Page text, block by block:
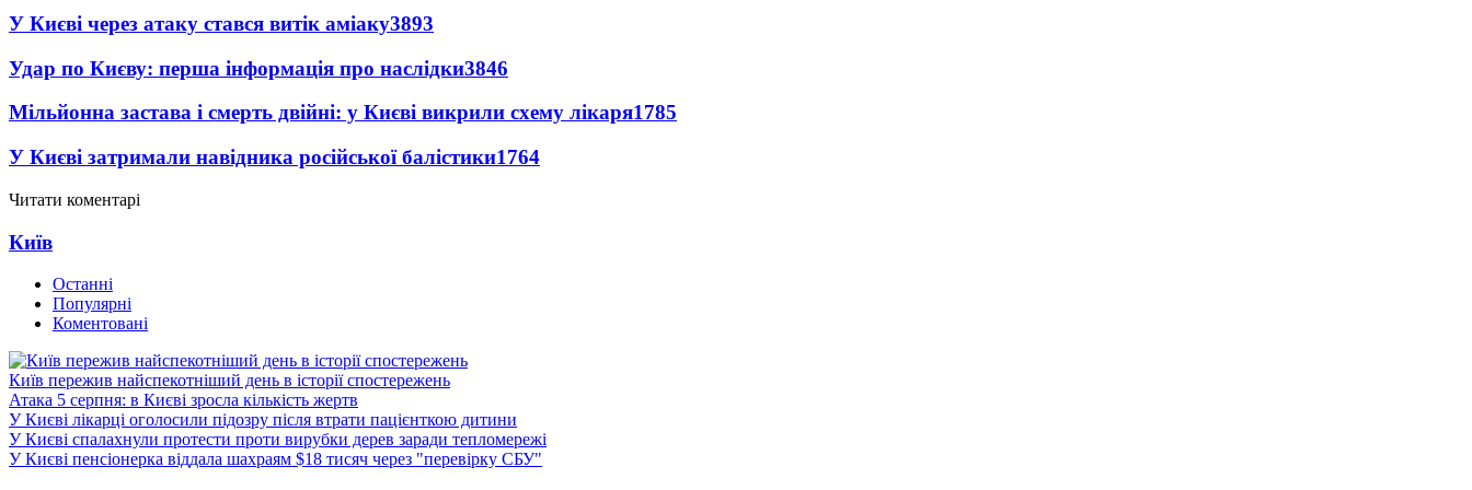
У Києві через атаку стався витік аміаку3893
Удар по Києву: перша інформація про наслідки3846
Мільйонна застава і смерть двійні: у Києві викрили схему лікаря1785
У Києві затримали навідника російської балістики1764
Читати коментарі
Київ
Останні
Популярні
Коментовані
Київ пережив найспекотніший день в історії спостережень
Атака 5 серпня: в Києві зросла кількість жертв
У Києві лікарці оголосили підозру після втрати пацієнткою дитини
У Києві спалахнули протести проти вирубки дерев заради тепломережі
У Києві пенсіонерка віддала шахраям $18 тисяч через "перевірку СБУ"